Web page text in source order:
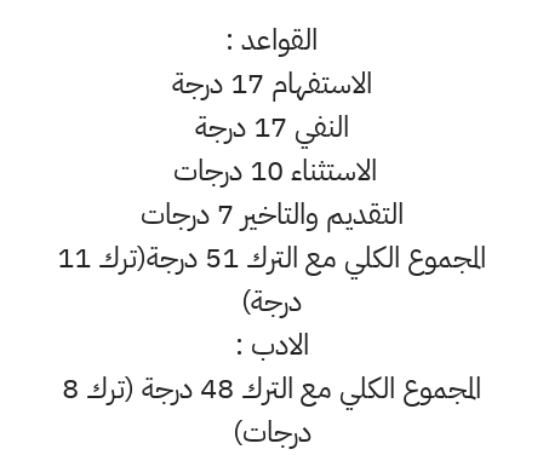
القواعد :
الاستفهام 17 درجة
النفي 17 درجة
الاستثناء 10 درجات
التقديم والتاخير 7 درجات
المجموع الكلي مع الترك 51 درجة(ترك 11
درجة)
الادب :
المجموع الكلي مع الترك 48 درجة (ترك 8
درجات)